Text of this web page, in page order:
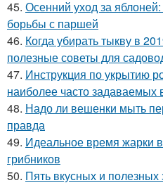
45. Осенний уход за
борьбы с паршей
46. Когда убирать тыкву в
полезные советы для
47. Инструкция по укрытию
наиболее часто задаваемых
48. Надо ли вешенки мыть
правда
49. Идеальное время жарки
грибников
50. Пять вкусных и